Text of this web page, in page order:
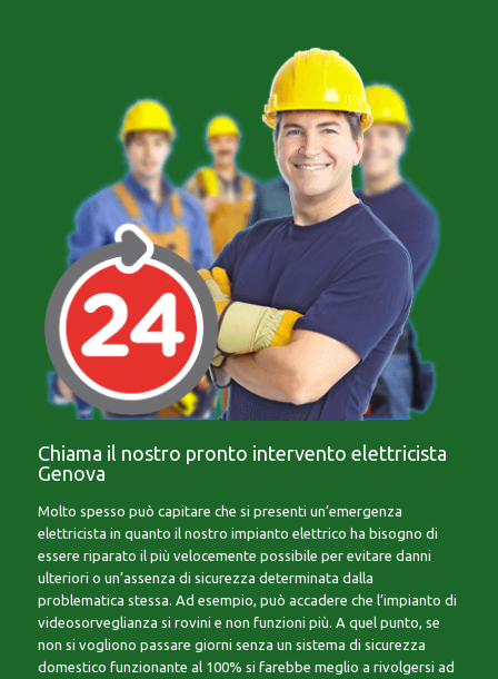
Chiama il nostro pronto intervento elettricista
Genova
Molto spesso può capitare che si presenti un’emergenza
elettricista in quanto il nostro impianto elettrico ha bisogno di
essere riparato il più velocemente possibile per evitare danni
ulteriori o un’assenza di sicurezza determinata dalla
problematica stessa. Ad esempio, può accadere che l’impianto di
videosorveglianza si rovini e non funzioni più. A quel punto, se
non si vogliono passare giorni senza un sistema di sicurezza
domestico funzionante al 100% si farebbe meglio a rivolgersi ad